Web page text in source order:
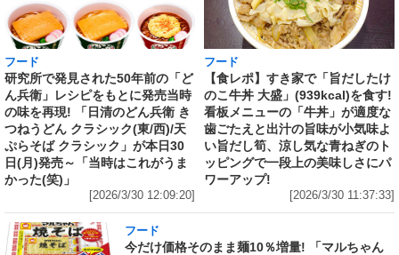
フード
研究所で発見された50年前の「ど
ん兵衛」レシピをもとに発売当時
の味を再現! 「日清のどん兵衛 き
つねうどん クラシック(東/西)/天
ぷらそば クラシック」が本日30
日(月)発売～「当時はこれがうま
かった(笑)」
[2026/3/30 12:09:20]
フード
【食レポ】すき家で「旨だしたけ
のこ牛丼 大盛」(939kcal)を食す!
看板メニューの「牛丼」が適度な
歯ごたえと出汁の旨味が小気味よ
い旨だし筍、涼し気な青ねぎのト
ッピングで一段上の美味しさにパ
ワーアップ!
[2026/3/30 11:37:33]
フード
今だけ価格そのまま麺10％増量! 「マルちゃん